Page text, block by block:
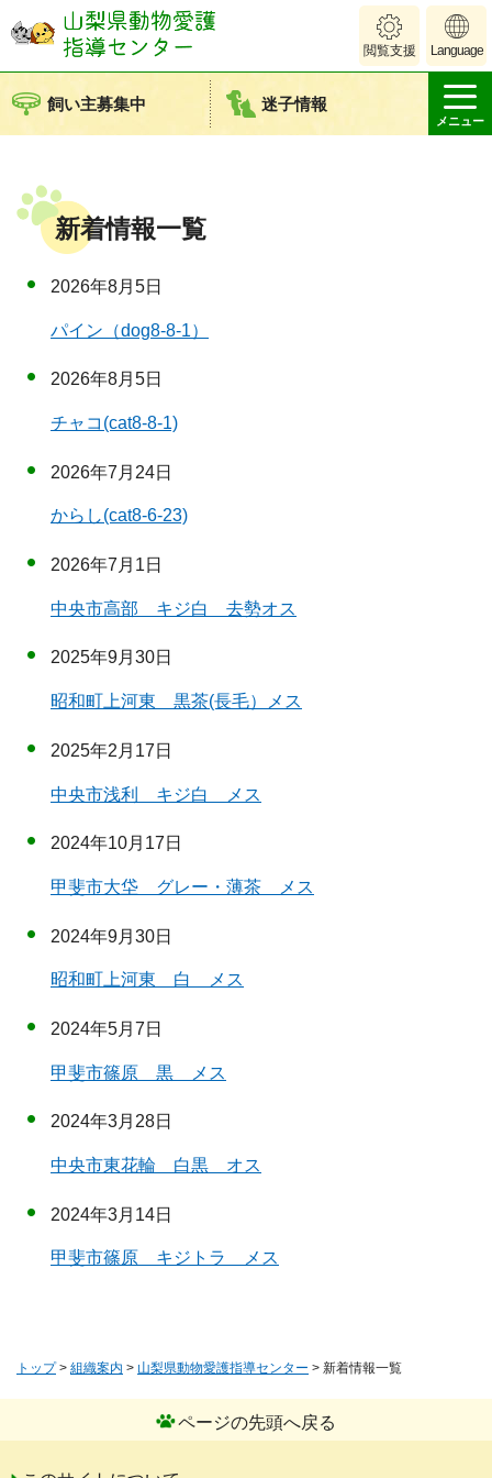
山梨県動物愛護
指導センター
閲覧支援 Language
飼い主募集中 迷子情報
メニュー
新着情報一覧
2026年8月5日
パイン（dog8-8-1）
2026年8月5日
チャコ(cat8-8-1)
2026年7月24日
からし(cat8-6-23)
2026年7月1日
中央市高部 キジ白 去勢オス
2025年9月30日
昭和町上河東 黒茶(長毛）メス
2025年2月17日
中央市浅利 キジ白 メス
2024年10月17日
甲斐市大垈 グレー・薄茶 メス
2024年9月30日
昭和町上河東 白 メス
2024年5月7日
甲斐市篠原 黒 メス
2024年3月28日
中央市東花輪 白黒 オス
2024年3月14日
甲斐市篠原 キジトラ メス
トップ> 組織案内 > 山梨県動物愛護指導センター > 新着情報一覧
ページの先頭へ戻る